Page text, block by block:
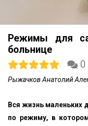
Режимы для
больнице
0
Рыжачков Анатолий
Вся жизнь маленьких
по режиму, в